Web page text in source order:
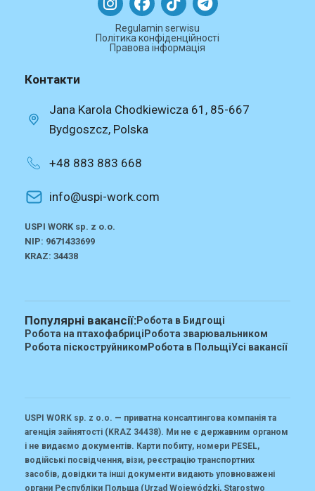
Контакти
Jana Karola Chodkiewicza 61, 85-667
Bydgoszcz, Polska
+48 883 883 668
info@uspi-work.com
USPI WORK sp. z o.o.
NIP: 9671433699
KRAZ: 34438
Regulamin serwisu
Політика конфіденційності
Правова інформація
Популярні вакансії:Робота в Бидгощі
Робота на птахофабриціРобота зварювальником
Робота піскоструйникомРобота в ПольщіУсі вакансії
USPI WORK sp. z o.o. — приватна консалтингова компанія та
агенція зайнятості (KRAZ 34438). Ми не є державним органом
і не видаємо документів. Карти побиту, номери PESEL,
водійські посвідчення, візи, реєстрацію транспортних
засобів, довідки та інші документи видають уповноважені
органи Республіки Польща (Urząd Wojewódzki, Starostwo